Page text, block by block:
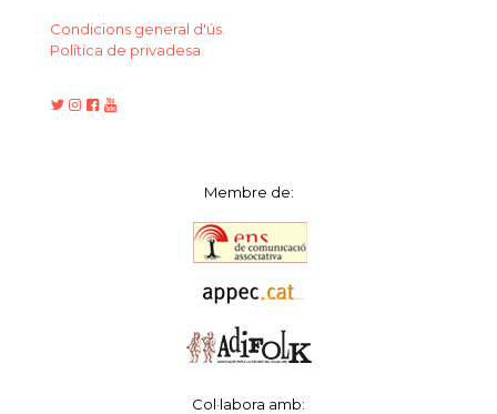
Condicions general d'ús.
Política de privadesa.
Membre de:
Col·labora amb: